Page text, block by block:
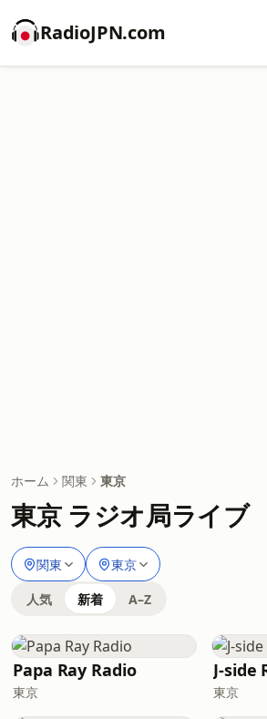
RadioJPN.com
ホーム 関東 東京
東京 ラジオ局ライブ
関東 東京
人気 新着 A–Z
Papa Ray Radio
東京
J-side
東京